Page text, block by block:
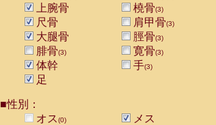
上腕骨 橈骨(3)
尺骨 肩甲骨(3)
大腿骨 脛骨(3)
腓骨(3) 寛骨(3)
体幹 手(3)
足
■性別：
オス(0)
メス